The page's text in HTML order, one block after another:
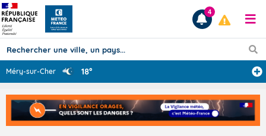
Prévisions
TOUS LES RÉSULTATS
4
Méry-sur-Cher 18°